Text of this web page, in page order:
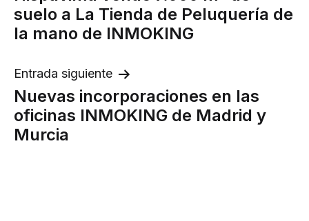
de
entradas
suelo a La Tienda de Peluquería de
la mano de INMOKING
Entrada siguiente
Nuevas incorporaciones en las
oficinas INMOKING de Madrid y
Murcia